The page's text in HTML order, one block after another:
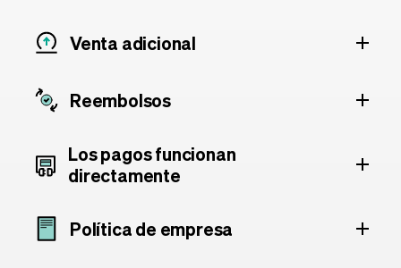
Venta adicional
Reembolsos
Los pagos funcionan
directamente
Política de empresa